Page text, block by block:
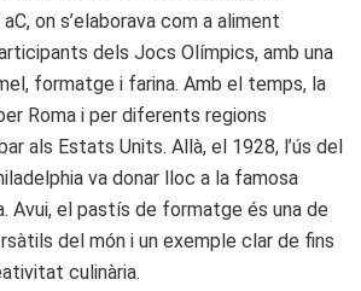
on s’elaborava com a aliment
dels Jocs Olímpics, amb una
formatge i farina. Amb el temps, la
Roma i per diferents regions
als Estats Units. Allà, el 1928, l’ús del
va donar lloc a la famosa
Avui, el pastís de formatge és una de
del món i un exemple clar de fins
culinària.